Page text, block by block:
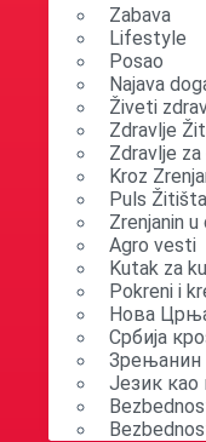
Zabava
Lifestyle
Posao
Najava
Živeti
Zdravlje
Zdravlje
Kroz
Puls Žitišta
Zrenjanin
Agro vesti
Kutak za
Pokreni i
Нова
Србија
Зрењанин
Језик